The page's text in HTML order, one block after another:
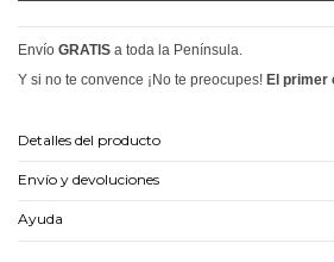
Envío GRATIS a toda la Península.
Y si no te convence ¡No te preocupes! El primer
Detalles del producto
Envío y devoluciones
Ayuda